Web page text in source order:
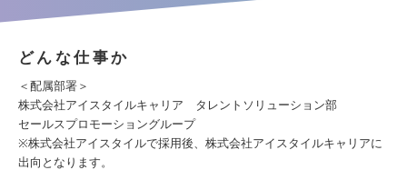
どんな仕事か
＜配属部署＞
株式会社アイスタイルキャリア タレントソリューション部
セールスプロモーショングループ
※株式会社アイスタイルで採用後、株式会社アイスタイルキャリアに
出向となります。